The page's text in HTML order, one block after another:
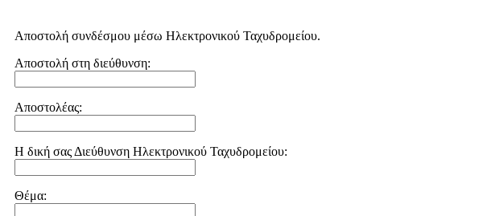
Αποστολή συνδέσμου μέσω Ηλεκτρονικού Ταχυδρομείου.
Αποστολή στη διεύθυνση:
Αποστολέας:
Η δική σας Διεύθυνση Ηλεκτρονικού Ταχυδρομείου:
Θέμα: